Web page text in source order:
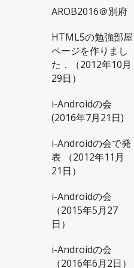
AROB2016＠別府
HTML5の勉強部屋
ページを作りまし
た．（2012年10月
29日）
i-Androidの会
(2016年7月21日)
i-Androidの会で発
表 （2012年11月
21日）
i-Androidの会
（2015年5月27
日）
i-Androidの会
（2016年6月2日）